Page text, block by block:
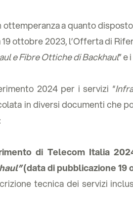
ottemperanza a quanto
ottobre 2023, l’Offerta di
e Fibre Ottiche di Backhaul” e
2024 per i servizi “
in diversi documenti che
di Telecom Italia
(data di pubblicazione 19
tecnica dei servizi